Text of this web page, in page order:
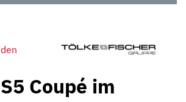
Coupé im